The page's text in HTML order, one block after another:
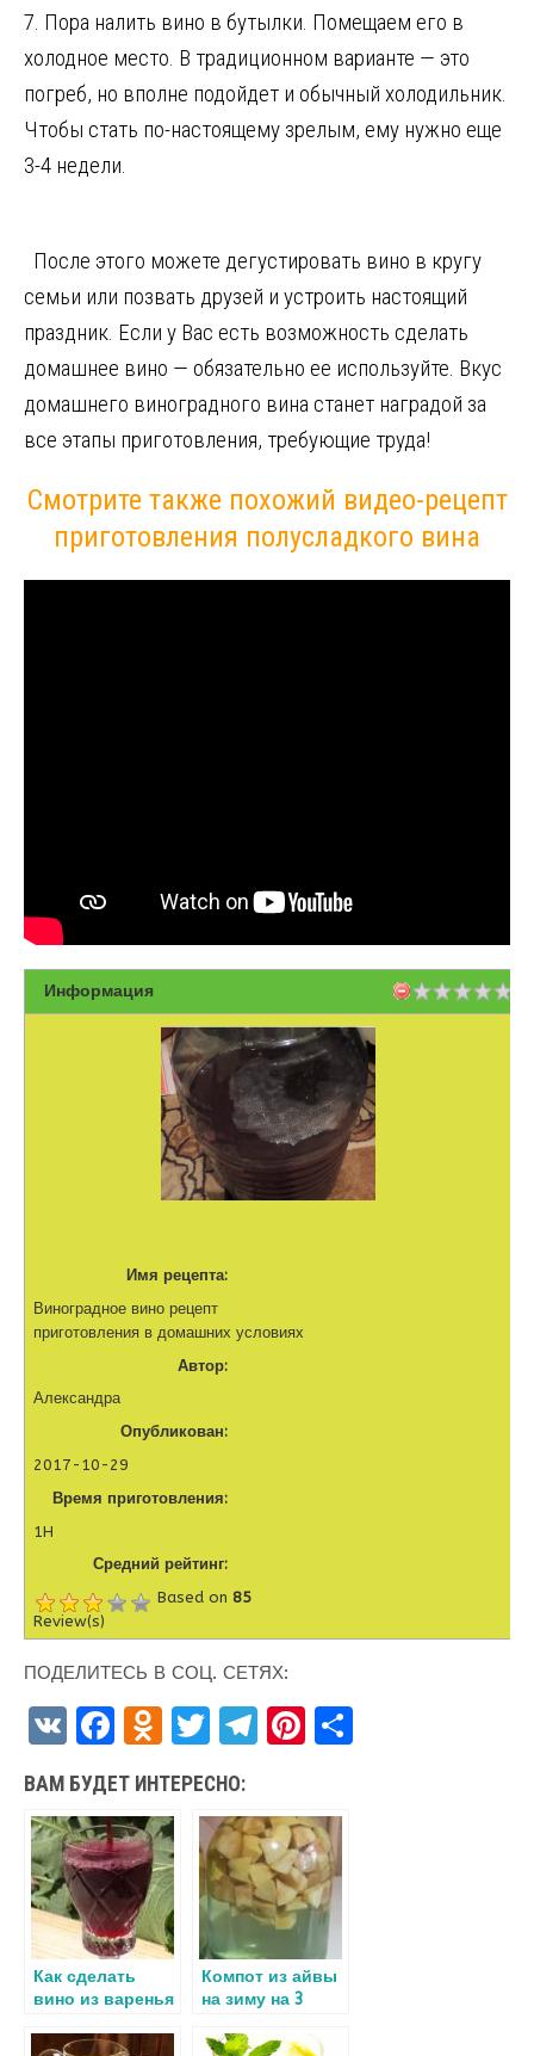
7. Пора налить вино в бутылки. Помещаем его в
холодное место. В традиционном варианте — это
погреб, но вполне подойдет и обычный холодильник.
Чтобы стать по-настоящему зрелым, ему нужно еще
3-4 недели.
После этого можете дегустировать вино в кругу
семьи или позвать друзей и устроить настоящий
праздник. Если у Вас есть возможность сделать
домашнее вино — обязательно ее используйте. Вкус
домашнего виноградного вина станет наградой за
все этапы приготовления, требующие труда!
Смотрите также похожий видео-рецепт
приготовления полусладкого вина
Информация
Имя рецепта:
Виноградное вино рецепт
приготовления в домашних условиях
Автор:
Александра
Опубликован:
2017-10-29
Время приготовления:
1H
Средний рейтинг:
Based on 85
Review(s)
ПОДЕЛИТЕСЬ В СОЦ. СЕТЯХ:
V
F
ce
b
o
o
k
O
n
o
kl
a
ss
ni
ki
T
it
te
r
T
gr
a
m
Pi
es
t
ВАМ БУДЕТ ИНТЕРЕСНО:
Как сделать
вино из варенья
условиях
Компот из айвы
на зиму на 3